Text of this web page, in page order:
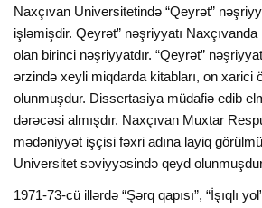
Naxçıvan Universitetində “Qeyrət”
işləmişdir. Qeyrət” nəşriyyatı
olan birinci nəşriyyatdır. “Qeyrət”
ərzində xeyli miqdarda kitabları, on xarici
olunmuşdur. Dissertasiya müdafiə edib
dərəcəsi almışdır. Naxçıvan Muxtar
mədəniyyət işçisi fəxri adına layiq
Universitet səviyyəsində qeyd
1971-73-cü illərdə “Şərq qapısı”, “İşıqlı